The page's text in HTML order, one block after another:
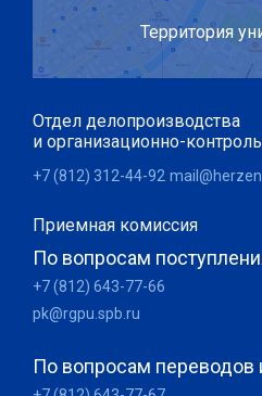
Территория
Отдел делопроизводства
и организационно-
+7 (812) 312-44-92
Приемная комиссия
По вопросам
+7 (812) 643-77-66
pk@rgpu.spb.ru
По вопросам переводов